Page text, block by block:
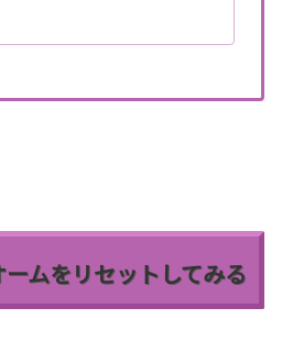
ムをリセットしてみる